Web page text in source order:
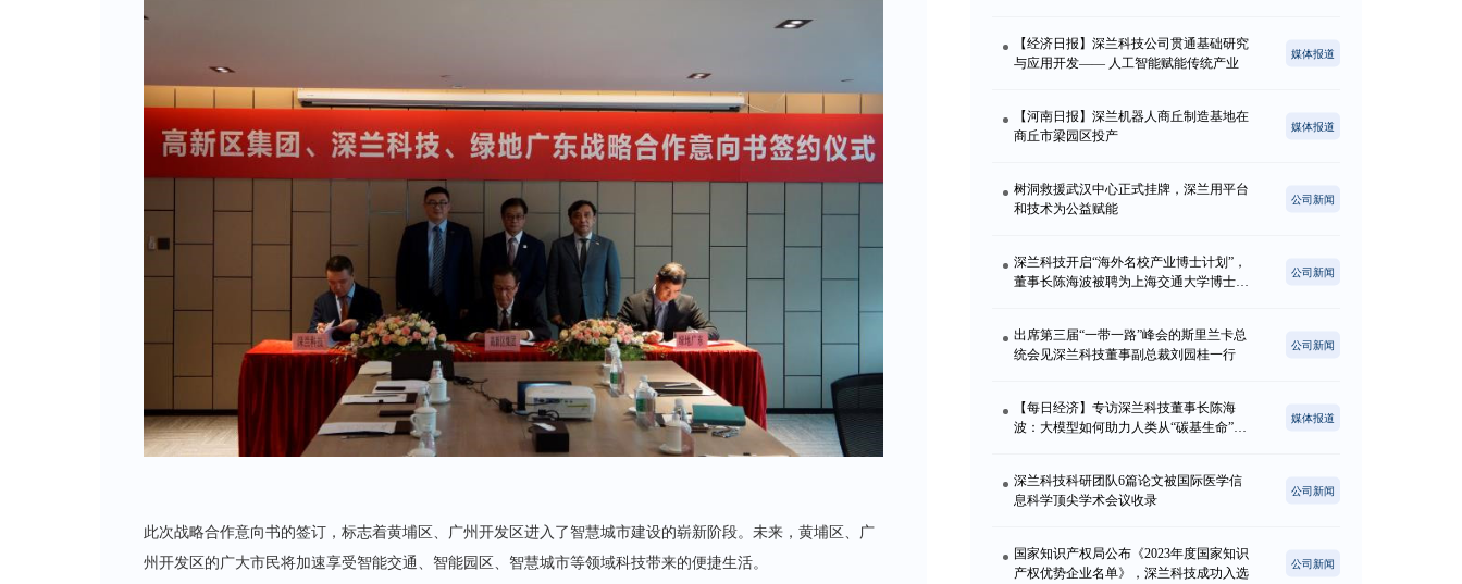
此次战略合作意向书的签订，标志着黄埔区、广州开发区进入了智慧城市建设的崭新阶段。未来，黄埔区、广
州开发区的广大市民将加速享受智能交通、智能园区、智慧城市等领域科技带来的便捷生活。
【经济日报】深兰科技公司贯通基础研究
与应用开发—— 人工智能赋能传统产业
媒体报道
【河南日报】深兰机器人商丘制造基地在
商丘市梁园区投产
媒体报道
树洞救援武汉中心正式挂牌，深兰用平台
和技术为公益赋能
公司新闻
深兰科技开启“海外名校产业博士计划”，
董事长陈海波被聘为上海交通大学博士生
公司新闻
出席第三届“一带一路”峰会的斯里兰卡总
统会见深兰科技董事副总裁刘园桂一行
公司新闻
【每日经济】专访深兰科技董事长陈海
波：大模型如何助力人类从“碳基生命”走
媒体报道
深兰科技科研团队6篇论文被国际医学信
息科学顶尖学术会议收录
公司新闻
国家知识产权局公布《2023年度国家知识
产权优势企业名单》，深兰科技成功入选
公司新闻